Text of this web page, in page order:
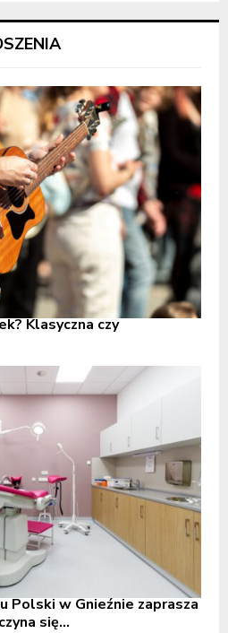
Klasyczna czy
Polski w Gnieźnie zaprasza
się...